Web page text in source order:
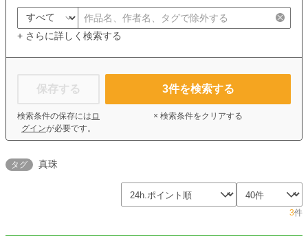
+ さらに詳しく検索する
保存する
検索条件の保存には ロ
グインが必要です。
3件を検索する
× 検索条件をクリアする
タグ 真珠
3件